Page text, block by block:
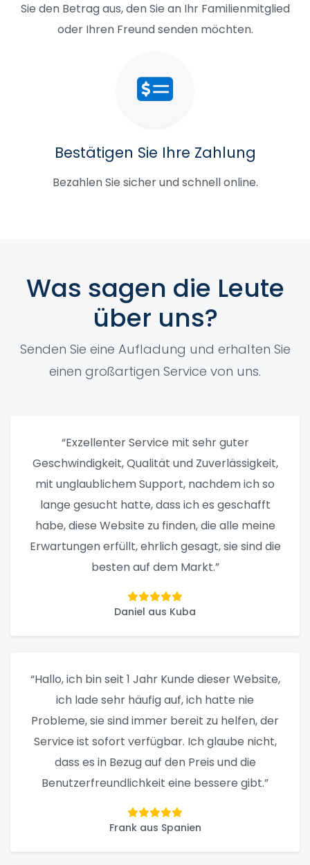
Sie den Betrag aus, den Sie an Ihr Familienmitglied
oder Ihren Freund senden möchten.
Bestätigen Sie Ihre Zahlung
Bezahlen Sie sicher und schnell online.
Was sagen die Leute
über uns?
Senden Sie eine Aufladung und erhalten Sie
einen großartigen Service von uns.
“Exzellenter Service mit sehr guter
Geschwindigkeit, Qualität und Zuverlässigkeit,
mit unglaublichem Support, nachdem ich so
lange gesucht hatte, dass ich es geschafft
habe, diese Website zu finden, die alle meine
Erwartungen erfüllt, ehrlich gesagt, sie sind die
besten auf dem Markt.”
Daniel aus Kuba
“Hallo, ich bin seit 1 Jahr Kunde dieser Website,
ich lade sehr häufig auf, ich hatte nie
Probleme, sie sind immer bereit zu helfen, der
Service ist sofort verfügbar. Ich glaube nicht,
dass es in Bezug auf den Preis und die
Benutzerfreundlichkeit eine bessere gibt.”
Frank aus Spanien